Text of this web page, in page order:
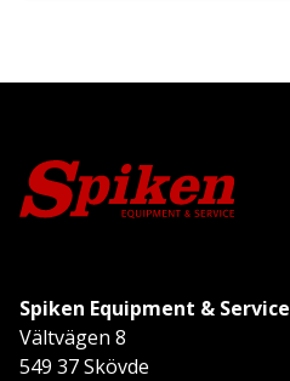
Spiken Equipment & Service
Vältvägen 8
549 37 Skövde